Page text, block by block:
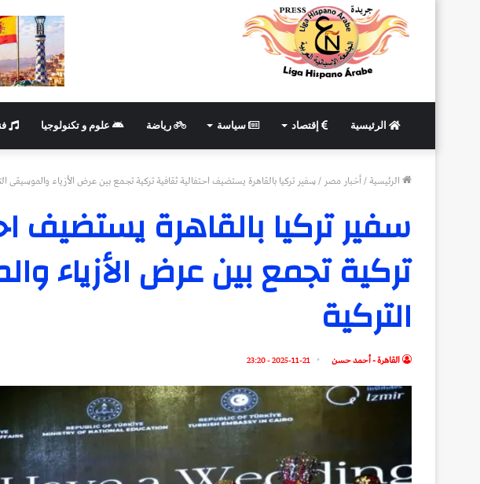
الرئيسية إقتصاد سياسة رياضة علوم و تكنولوجيا
الرئيسية/أخبار مصر/سفير تركيا بالقاهرة يستضيف احتفالية ثقافية تركية تجمع بين عرض الأزياء والموسيقى
سفير تركيا بالقاهرة يستضيف
تركية تجمع بين عرض الأزياء
التركية
القاهرة - أحمد حسن 2025-11-21 - 23:20